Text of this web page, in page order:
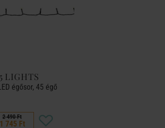
LIGHTS
égősor, 45 égő
2 490 Ft
1 745 Ft